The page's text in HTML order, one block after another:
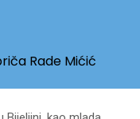
Rade Mićić